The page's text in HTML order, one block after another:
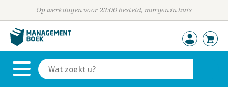
Op werkdagen voor 23:00 besteld, morgen in huis